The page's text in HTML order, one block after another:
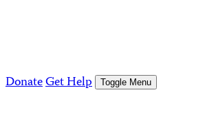
DonateGet Help Toggle Menu